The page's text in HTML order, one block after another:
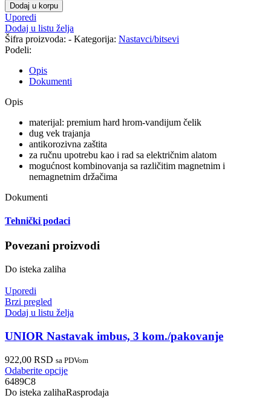
Dodaj u korpu
Uporedi
Dodaj u listu želja
Šifra proizvoda: - Kategorija: Nastavci/bitsevi
Podeli:
Opis
Dokumenti
Opis
materijal: premium hard hrom-vandijum čelik
dug vek trajanja
antikorozivna zaštita
za ručnu upotrebu kao i rad sa električnim alatom
mogućnost kombinovanja sa različitim magnetnim i
nemagnetnim držačima
Dokumenti
Tehnički podaci
Povezani proizvodi
Do isteka zaliha
Uporedi
Brzi pregled
Dodaj u listu želja
UNIOR Nastavak imbus, 3 kom./pakovanje
922,00 RSD sa PDVom
Odaberite opcije
6489C8
Do isteka zalihaRasprodaja